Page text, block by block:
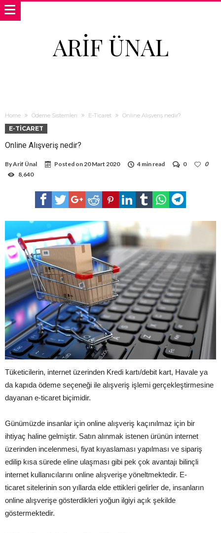
ARIF ÜNAL
Home Ödeme Sistemleri E-Ticaret Online Alışveriş nedir?
E-TICARET
Online Alışveriş nedir?
ByArif Ünal Posted on20 Mart 2020 4 min read 0
0
8,640
Tüketicilerin, internet üzerinden Kredi kartı/debit kart, Havale ya
da kapıda ödeme seçeneği ile alışveriş işlemi gerçekleştirmesine
dayanan e-ticaret biçimidir.
Günümüzde insanlar için online alışveriş kaçınılmaz için bir
ihtiyaç haline gelmiştir. Satın alınmak istenen ürünün internet
üzerinden incelenmesi, fiyat kıyaslaması yapılması ve sipariş
edilip kısa sürede eline ulaşması gibi pek çok avantajı bilinçli
internet kullanıcılarını online alışverişe yöneltmektedir. E-
ticaret sitelerinin son yıllarda elde ettikleri gelirler de, insanların
online alışverişe gösterdikleri yoğun ilgiyi açık şekilde
göstermektedir.